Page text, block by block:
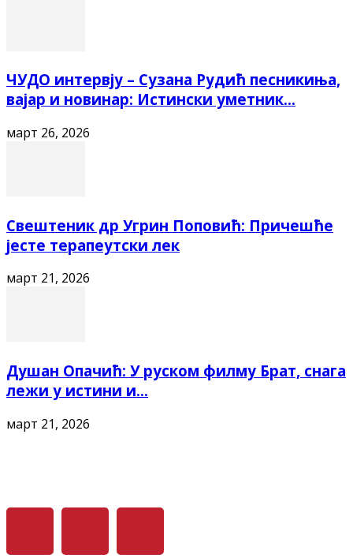
ЧУДО интервју – Сузана Рудић песникиња,
вајар и новинар: Истински уметник...
март 26, 2026
Свештеник др Угрин Поповић: Причешће
јесте терапеутски лек
март 21, 2026
Душан Опачић: У руском филму Брат, снага
лежи у истини и...
март 21, 2026